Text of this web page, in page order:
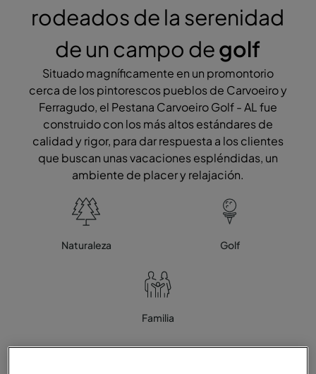
rodeados de la serenidad
de un campo degolf
Situado magníficamente en un promontorio
cerca de los pintorescos pueblos de Carvoeiro y
Ferragudo, el Pestana Carvoeiro Golf - AL fue
construido con los más altos estándares de
calidad y rigor, para dar respuesta a los clientes
que buscan unas vacaciones espléndidas, un
ambiente de placer y relajación.
Naturaleza Golf
Familia